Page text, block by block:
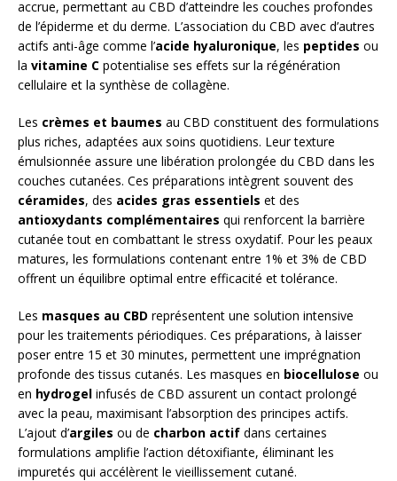
accrue, permettant au CBD d’atteindre les couches profondes
de l’épiderme et du derme. L’association du CBD avec d’autres
actifs anti-âge comme l’acide hyaluronique, les peptides ou
la vitamine C potentialise ses effets sur la régénération
cellulaire et la synthèse de collagène.
Les crèmes et baumes au CBD constituent des formulations
plus riches, adaptées aux soins quotidiens. Leur texture
émulsionnée assure une libération prolongée du CBD dans les
couches cutanées. Ces préparations intègrent souvent des
céramides, des acides gras essentiels et des
antioxydants complémentaires qui renforcent la barrière
cutanée tout en combattant le stress oxydatif. Pour les peaux
matures, les formulations contenant entre 1% et 3% de CBD
offrent un équilibre optimal entre efficacité et tolérance.
Les masques au CBD représentent une solution intensive
pour les traitements périodiques. Ces préparations, à laisser
poser entre 15 et 30 minutes, permettent une imprégnation
profonde des tissus cutanés. Les masques en biocellulose ou
en hydrogel infusés de CBD assurent un contact prolongé
avec la peau, maximisant l’absorption des principes actifs.
L’ajout d’argiles ou de charbon actif dans certaines
formulations amplifie l’action détoxifiante, éliminant les
impuretés qui accélèrent le vieillissement cutané.